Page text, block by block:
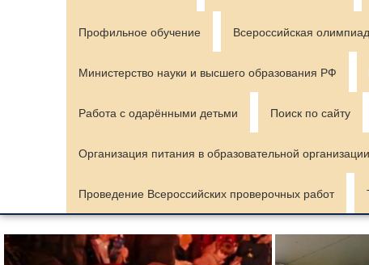
Профильное обучение Всероссийская
Министерство науки и высшего образования РФ
Работа с одарёнными детьми Поиск по сайту
Организация питания в образовательной организации
Проведение Всероссийских проверочных работ